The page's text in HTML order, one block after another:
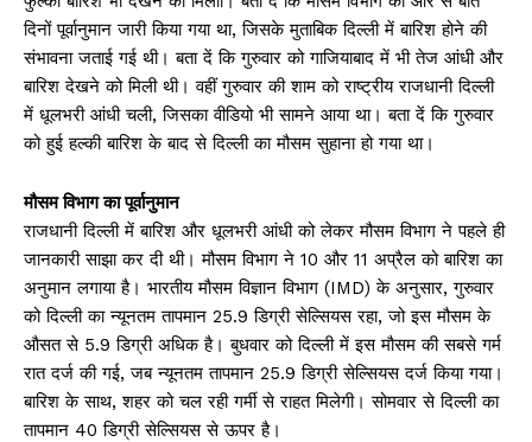
दिनों पूर्वानुमान जारी किया गया था, जिसके मुताबिक दिल्ली में बारिश होने की
संभावना जताई गई थी। बता दें कि गुरुवार को गाजियाबाद में भी तेज आंधी और
बारिश देखने को मिली थी। वहीं गुरुवार की शाम को राष्ट्रीय राजधानी दिल्ली
में धूलभरी आंधी चली, जिसका वीडियो भी सामने आया था। बता दें कि गुरुवार
को हुई हल्की बारिश के बाद से दिल्ली का मौसम सुहाना हो गया था।
मौसम विभाग का पूर्वानुमान
राजधानी दिल्ली में बारिश और धूलभरी आंधी को लेकर मौसम विभाग ने पहले ही
जानकारी साझा कर दी थी। मौसम विभाग ने 10 और 11 अप्रैल को बारिश का
अनुमान लगाया है। भारतीय मौसम विज्ञान विभाग (IMD) के अनुसार, गुरुवार
को दिल्ली का न्यूनतम तापमान 25.9 डिग्री सेल्सियस रहा, जो इस मौसम के
औसत से 5.9 डिग्री अधिक है। बुधवार को दिल्ली में इस मौसम की सबसे गर्म
रात दर्ज की गई, जब न्यूनतम तापमान 25.9 डिग्री सेल्सियस दर्ज किया गया।
बारिश के साथ, शहर को चल रही गर्मी से राहत मिलेगी। सोमवार से दिल्ली का
तापमान 40 डिग्री सेल्सियस से ऊपर है।